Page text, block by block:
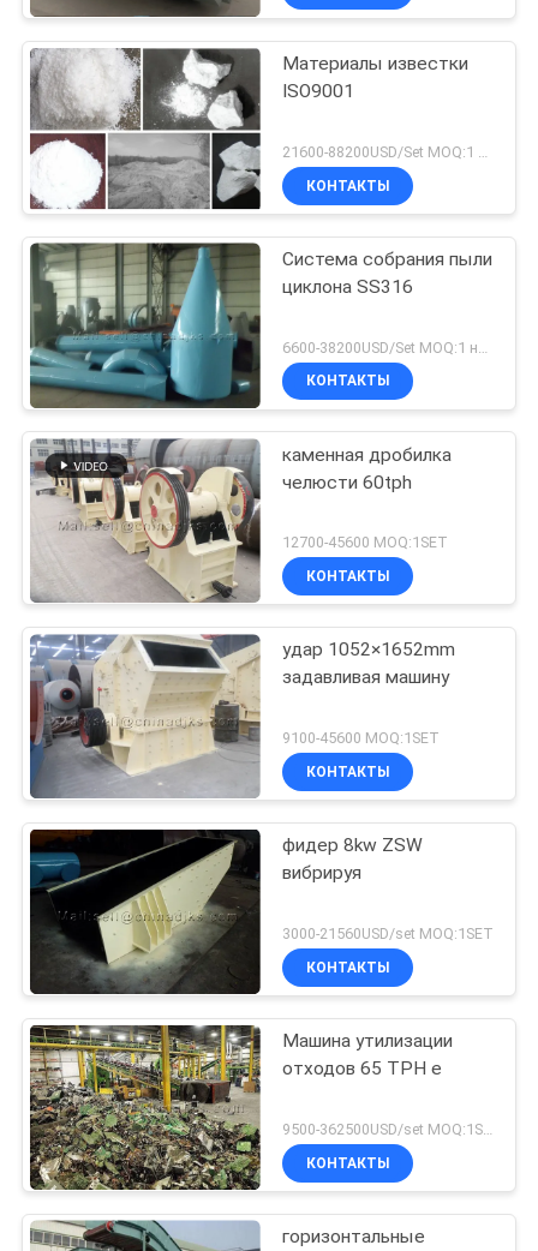
Материалы известки
ISO9001
КОНТАКТЫ
Система собрания пыли
циклона SS316
КОНТАКТЫ
каменная дробилка
челюсти 60tph
12700-45600 MOQ:1SET
КОНТАКТЫ
удар 1052×1652mm
задавливая машину
9100-45600 MOQ:1SET
КОНТАКТЫ
фидер 8kw ZSW
вибрируя
3000-21560USD/set MOQ:1SET
КОНТАКТЫ
Машина утилизации
отходов 65 TPH e
КОНТАКТЫ
горизонтальные